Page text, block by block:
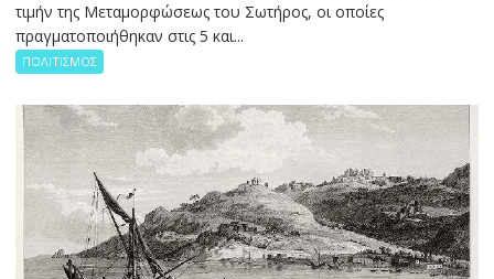
τιμήν της Μεταμορφώσεως του Σωτήρος, οι οποίες
πραγματοποιήθηκαν στις 5 και...
ΠΟΛΙΤΙΣΜΟΣ